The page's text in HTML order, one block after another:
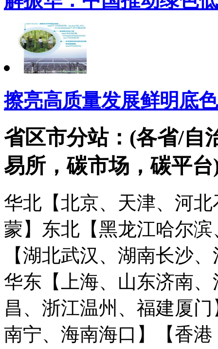
擦亮高质量发展鲜明底
省区市分站：(各省/自
易所，碳市场，碳平台
华北【北京、天津、河
蒙】 东北【黑龙江哈尔
【湖北武汉、湖南长沙
华东【上海、山东济南
昌、浙江温州、福建厦门
南宁、海南海口】
【香